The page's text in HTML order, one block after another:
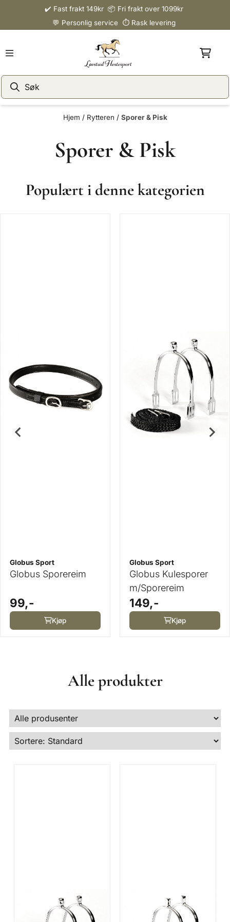
Hopp til innhold✔️ Fast frakt 149kr 📦 Fri frakt over 1099kr
💬 Personlig service ⏱️ Rask levering
Hjem / Rytteren / Sporer & Pisk
Sporer & Pisk
Populært i denne kategorien
Globus Sport
Globus Sporereim
99,-
Kjøp
Globus Sport
Globus Kulesporer
m/Sporereim
149,-
Kjøp
Alle produkter